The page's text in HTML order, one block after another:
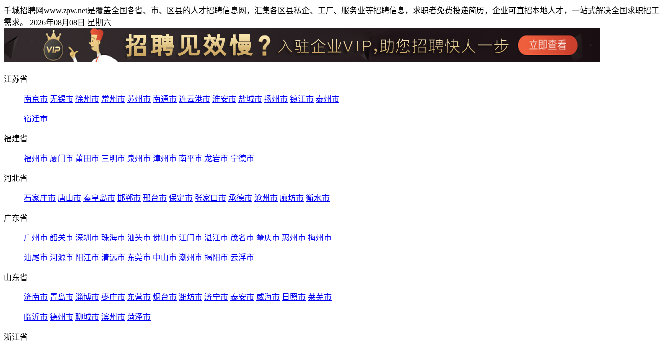
千城招聘网www.zpw.net是覆盖全国各省、市、区县的人才招聘信息网，汇集各区县私企、工厂、服务业等招聘信息，求职者免费投递简历，企业可直招本地人才，一站式解决全国求职招工
需求。 2026年08月08日 星期六
江苏省
南京市 无锡市 徐州市 常州市 苏州市 南通市 连云港市 淮安市 盐城市 扬州市 镇江市 泰州市
宿迁市
福建省
福州市 厦门市 莆田市 三明市 泉州市 漳州市 南平市 龙岩市 宁德市
河北省
石家庄市 唐山市 秦皇岛市 邯郸市 邢台市 保定市 张家口市 承德市 沧州市 廊坊市 衡水市
广东省
广州市 韶关市 深圳市 珠海市 汕头市 佛山市 江门市 湛江市 茂名市 肇庆市 惠州市 梅州市
汕尾市 河源市 阳江市 清远市 东莞市 中山市 潮州市 揭阳市 云浮市
山东省
济南市 青岛市 淄博市 枣庄市 东营市 烟台市 潍坊市 济宁市 泰安市 威海市 日照市 莱芜市
临沂市 德州市 聊城市 滨州市 菏泽市
浙江省